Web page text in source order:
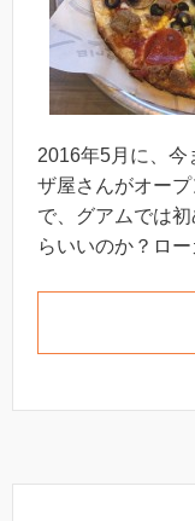
2016年5月に、今
ザ屋さんがオー
で、グアムでは
らいいのか？ロ